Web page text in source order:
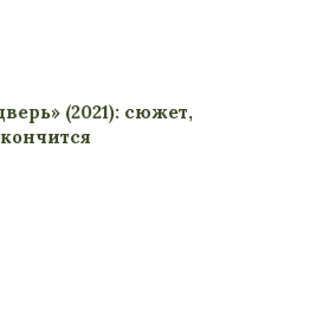
(2021): сюжет,